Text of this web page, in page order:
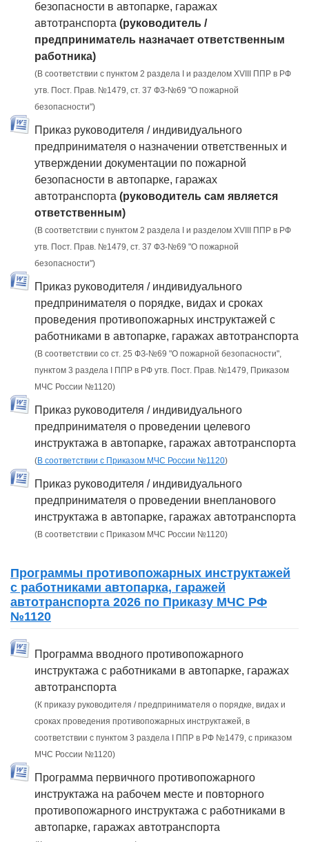
безопасности в автопарке, гаражах
автотранспорта (руководитель /
предприниматель назначает ответственным
работника)
(В соответствии с пунктом 2 раздела I и разделом XVIII ППР в РФ
утв. Пост. Прав. №1479, ст. 37 ФЗ-№69 "О пожарной
безопасности")
Приказ руководителя / индивидуального
предпринимателя о назначении ответственных и
утверждении документации по пожарной
безопасности в автопарке, гаражах
автотранспорта (руководитель сам является
ответственным)
(В соответствии с пунктом 2 раздела I и разделом XVIII ППР в РФ
утв. Пост. Прав. №1479, ст. 37 ФЗ-№69 "О пожарной
безопасности")
Приказ руководителя / индивидуального
предпринимателя о порядке, видах и сроках
проведения противопожарных инструктажей с
работниками в автопарке, гаражах автотранспорта
(В соответствии со ст. 25 ФЗ-№69 "О пожарной безопасности",
пунктом 3 раздела I ППР в РФ утв. Пост. Прав. №1479, Приказом
МЧС России №1120)
Приказ руководителя / индивидуального
предпринимателя о проведении целевого
инструктажа в автопарке, гаражах автотранспорта
(В соответствии с Приказом МЧС России №1120)
Приказ руководителя / индивидуального
предпринимателя о проведении внепланового
инструктажа в автопарке, гаражах автотранспорта
(В соответствии с Приказом МЧС России №1120)
Программы противопожарных инструктажей
с работниками автопарка, гаражей
автотранспорта 2026 по Приказу МЧС РФ
№1120
Программа вводного противопожарного
инструктажа с работниками в автопарке, гаражах
автотранспорта
(К приказу руководителя / предпринимателя о порядке, видах и
сроках проведения противопожарных инструктажей, в
соответствии с пунктом 3 раздела I ППР в РФ №1479, с приказом
МЧС России №1120)
Программа первичного противопожарного
инструктажа на рабочем месте и повторного
противопожарного инструктажа с работниками в
автопарке, гаражах автотранспорта